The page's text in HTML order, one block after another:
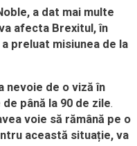
a dat mai multe
afecta Brexitul, în
preluat misiunea de la
nevoie de o viză în
până la 90 de zile.
voie să rămână pe o
această situație, va